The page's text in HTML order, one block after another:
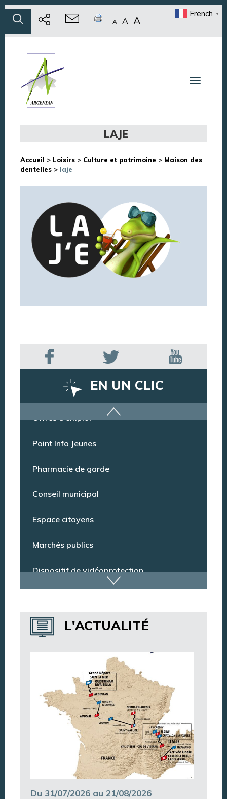
A A A
French ▼
Toggle
LAJE
Accueil > Loisirs > Culture et patrimoine > Maison des
dentelles > laje
EN UN CLIC
Dispositif de vidéoprotection
Annuaire des services
Annuaire des associations
Argentan Aujourd’hui
L'ACTUALITÉ
Du 31/07/2026 au 21/08/2026